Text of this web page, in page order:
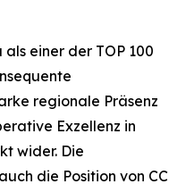
als einer der TOP 100
regionale Präsenz
Exzellenz in
wider. Die
die Position von CC